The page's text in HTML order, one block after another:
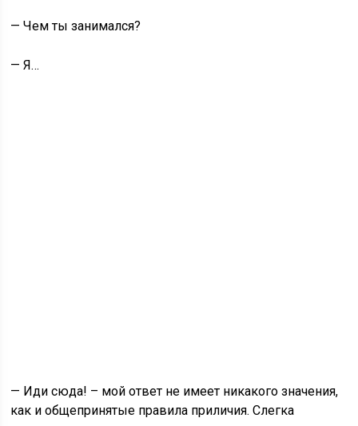
— Чем ты занимался?
— Я…
— Иди сюда! – мой ответ не имеет никакого значения,
как и общепринятые правила приличия. Слегка